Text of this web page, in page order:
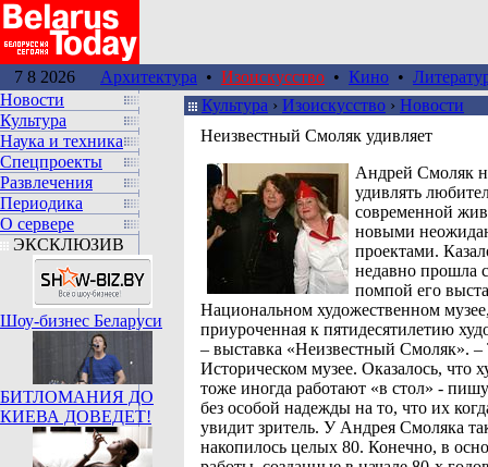
7 8 2026 Архитектура • Изоискусство • Кино •
Новости
Культура
Наука и техника
Спецпроекты
Развлечения
Периодика
О сервере
ЭКСКЛЮЗИВ
Шоу-бизнес Беларуси
БИТЛОМАНИЯ ДО
КИЕВА ДОВЕДЕТ!
Культура › Изоискусство › Новости
Неизвестный Смоляк удивляет
Андрей Смоляк
удивлять
современной
новыми
проектами.
недавно прошла
помпой его
Национальном художественном
приуроченная к пятидесятилетию
– выставка «Неизвестный Смоляк». –
Историческом музее. Оказалось, что
тоже иногда работают «в стол» -
без особой надежды на то, что их
увидит зритель. У Андрея Смоляка
накопилось целых 80. Конечно, в